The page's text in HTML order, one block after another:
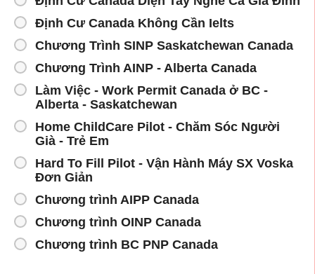
Định Cư Canada Không Cần Ielts
Chương Trình SINP Saskatchewan Canada
Chương Trình AINP - Alberta Canada
Làm Việc - Work Permit Canada ở BC -
Alberta - Saskatchewan
Home ChildCare Pilot - Chăm Sóc Người
Già - Trẻ Em
Hard To Fill Pilot - Vận Hành Máy SX Voska
Đơn Giản
Chương trình AIPP Canada
Chương trình OINP Canada
Chương trình BC PNP Canada